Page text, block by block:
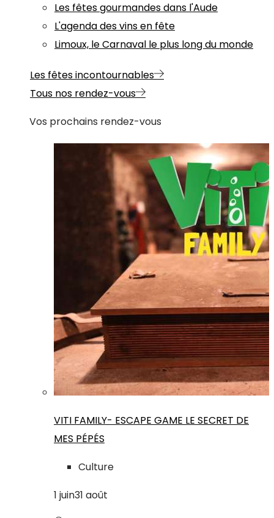
Les fêtes gourmandes dans l'Aude
L'agenda des vins en fête
Limoux, le Carnaval le plus long du monde
Les fêtes incontournables
Tous nos rendez-vous
Vos prochains rendez-vous
VITI FAMILY- ESCAPE GAME LE SECRET DE
MES PÉPÉS
Culture
1 juin31 août